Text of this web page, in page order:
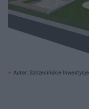
Autor: Szczecińskie